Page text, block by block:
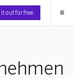
it out for free. ≡